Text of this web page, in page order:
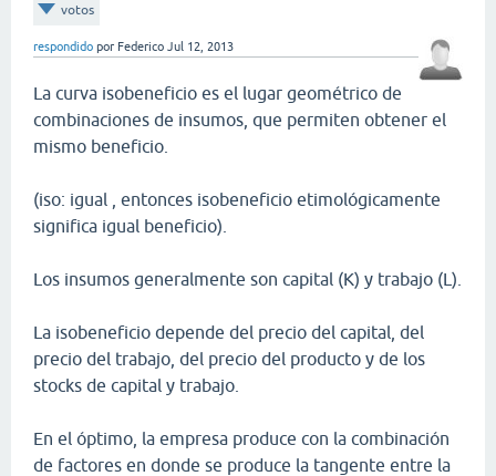
votos
respondido por Federico Jul 12, 2013
La curva isobeneficio es el lugar geométrico de
combinaciones de insumos, que permiten obtener el
mismo beneficio.
(iso: igual , entonces isobeneficio etimológicamente
significa igual beneficio).
Los insumos generalmente son capital (K) y trabajo (L).
La isobeneficio depende del precio del capital, del
precio del trabajo, del precio del producto y de los
stocks de capital y trabajo.
En el óptimo, la empresa produce con la combinación
de factores en donde se produce la tangente entre la